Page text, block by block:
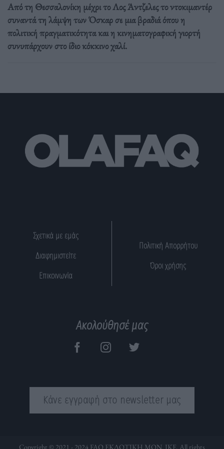
Από τη Θεσσαλονίκη μέχρι το Λος Άντζελες το ντοκιμαντέρ
συναντά τη λάμψη των Όσκαρ σε μια βραδιά όπου η
πολιτική πραγματικότητα και η κινηματογραφική γιορτή
συνυπάρχουν στο ίδιο κόκκινο χαλί.
Σχετικά με εμάς
Διαφημιστείτε
Επικοινωνία
Πολιτική Απορρήτου
Όροι χρήσης
Ακολούθησέ μας
Κάνε εγγραφή στο newsletter μας
Copyright © 2021 - 2024 FAQ ΕΚΔΟΤΙΚΗ ΜΟΝ. ΙΚΕ. All rights